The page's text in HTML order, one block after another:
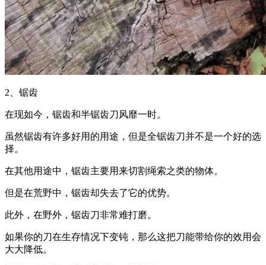
2、锯齿
在现如今，锯齿和半锯齿刀风靡一时。
虽然锯齿有许多好用的用途，但是全锯齿刀并不是一个好的选
择。
在其他用途中，锯齿主要用来切割绳索之类的物体。
但是在荒野中，锯齿却失去了它的优势。
此外，在野外，锯齿刀非常难打磨。
如果你的刀在生存情况下变钝，那么这把刀能带给你的效用会
大大降低。